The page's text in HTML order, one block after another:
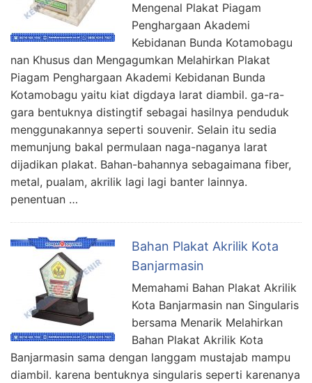
Mengenal Plakat Piagam
Penghargaan Akademi
Kebidanan Bunda Kotamobagu
nan Khusus dan Mengagumkan Melahirkan Plakat
Piagam Penghargaan Akademi Kebidanan Bunda
Kotamobagu yaitu kiat digdaya larat diambil. ga-ra-
gara bentuknya distingtif sebagai hasilnya penduduk
menggunakannya seperti souvenir. Selain itu sedia
memunjung bakal permulaan naga-naganya larat
dijadikan plakat. Bahan-bahannya sebagaimana fiber,
metal, pualam, akrilik lagi lagi banter lainnya.
penentuan …
Bahan Plakat Akrilik Kota
Banjarmasin
Memahami Bahan Plakat Akrilik
Kota Banjarmasin nan Singularis
bersama Menarik Melahirkan
Bahan Plakat Akrilik Kota
Banjarmasin sama dengan langgam mustajab mampu
diambil. karena bentuknya singularis seperti karenanya